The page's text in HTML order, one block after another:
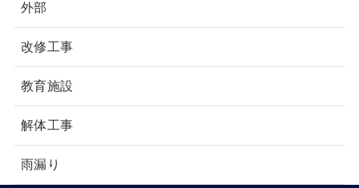
外部
改修工事
教育施設
解体工事
雨漏り